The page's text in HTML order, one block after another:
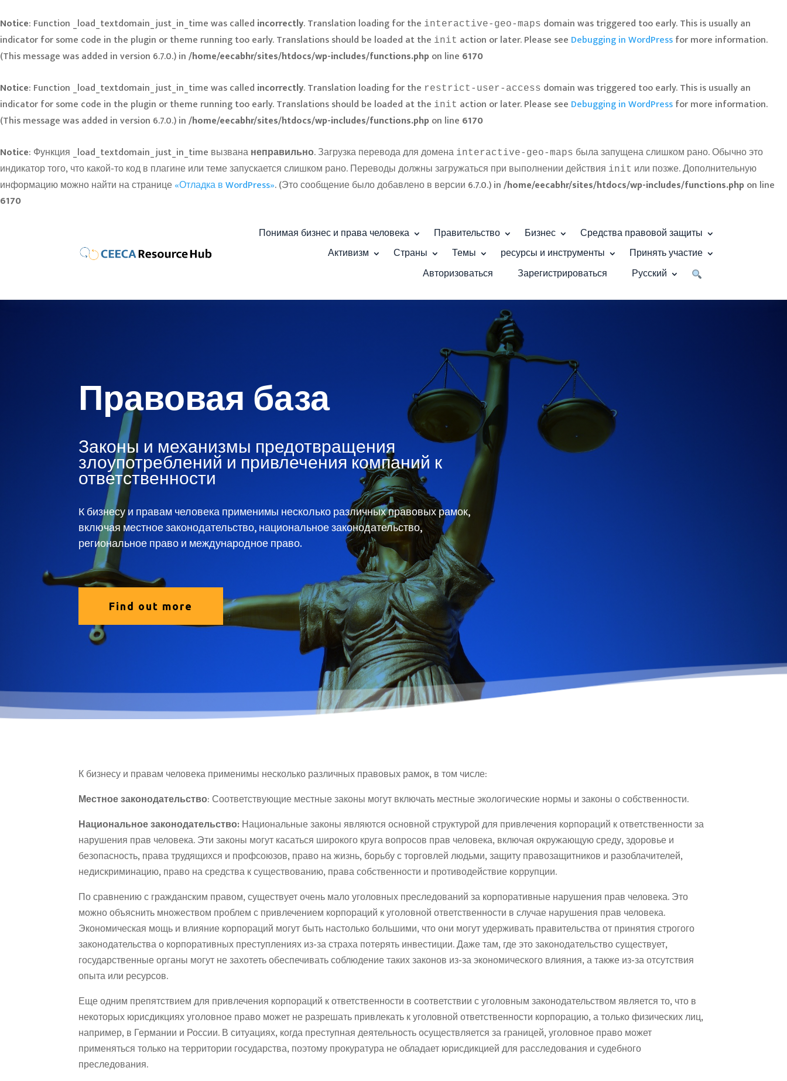
Notice: Function _load_textdomain_just_in_time was called incorrectly. Translation loading for the interactive-geo-maps domain was triggered too early. This is usually an
indicator for some code in the plugin or theme running too early. Translations should be loaded at the init action or later. Please see Debugging in WordPressfor more information.
(This message was added in version 6.7.0.) in/home/eecabhr/sites/htdocs/wp-includes/functions.php on line 6170
Notice: Function _load_textdomain_just_in_time was called incorrectly. Translation loading for the restrict-user-access domain was triggered too early. This is usually an
indicator for some code in the plugin or theme running too early. Translations should be loaded at the init action or later. Please see Debugging in WordPressfor more information.
(This message was added in version 6.7.0.) in/home/eecabhr/sites/htdocs/wp-includes/functions.php on line 6170
Notice: Функция _load_textdomain_just_in_time вызвананеправильно. Загрузка перевода для домена interactive-geo-maps была запущена слишком рано. Обычно это
индикатор того, что какой-то код в плагине или теме запускается слишком рано. Переводы должны загружаться при выполнении действия init или позже. Дополнительную
информацию можно найти на странице«Отладка в WordPress». (Это сообщение было добавлено в версии 6.7.0.) in/home/eecabhr/sites/htdocs/wp-includes/functions.php on line
6170
Понимая бизнес и права человека Правительство Бизнес
Средства правовой защиты
Активизм
Страны Темы ресурсы и инструменты
Принять участие
Авторизоваться
Зарегистрироваться Русский
Правовая база
Законы и механизмы предотвращения
злоупотреблений и привлечения компаний к
ответственности
К бизнесу и правам человека применимы несколько различных правовых рамок,
включая местное законодательство, национальное законодательство,
региональное право и международное право.
Find out more
К бизнесу и правам человека применимы несколько различных правовых рамок, в том числе:
Местное законодательство: Соответствующие местные законы могут включать местные экологические нормы и законы о собственности.
Национальное законодательство:Национальные законы являются основной структурой для привлечения корпораций к ответственности за
нарушения прав человека. Эти законы могут касаться широкого круга вопросов прав человека, включая окружающую среду, здоровье и
безопасность, права трудящихся и профсоюзов, право на жизнь, борьбу с торговлей людьми, защиту правозащитников и разоблачителей,
недискриминацию, право на средства к существованию, права собственности и противодействие коррупции.
По сравнению с гражданским правом, существует очень мало уголовных преследований за корпоративные нарушения прав человека. Это
можно объяснить множеством проблем с привлечением корпораций к уголовной ответственности в случае нарушения прав человека.
Экономическая мощь и влияние корпораций могут быть настолько большими, что они могут удерживать правительства от принятия строгого
законодательства о корпоративных преступлениях из-за страха потерять инвестиции. Даже там, где это законодательство существует,
государственные органы могут не захотеть обеспечивать соблюдение таких законов из-за экономического влияния, а также из-за отсутствия
опыта или ресурсов.
Еще одним препятствием для привлечения корпораций к ответственности в соответствии с уголовным законодательством является то, что в
некоторых юрисдикциях уголовное право может не разрешать привлекать к уголовной ответственности корпорацию, а только физических лиц,
например, в Германии и России. В ситуациях, когда преступная деятельность осуществляется за границей, уголовное право может
применяться только на территории государства, поэтому прокуратура не обладает юрисдикцией для расследования и судебного
преследования.